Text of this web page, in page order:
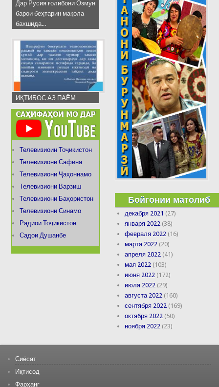
Дар Русия ғолибони Озмун
барои беҳтарин мақола
бахшида...
ИҚТИБОС АЗ ПАЁМ
Телевизиоин Тоҷикистон
Телевизиони Сафина
Телевизиони Ҷаҳоннамо
Телевизиони Варзиш
Телевизиони Баҳористон
Телевизиони Синамо
Радиои Тоҷикистон
Садои Душанбе
Бойгонии матолиб
декабря 2021 (27)
января 2022 (38)
февраля 2022 (16)
марта 2022 (20)
апреля 2022 (41)
мая 2022 (103)
июня 2022 (172)
июля 2022 (29)
августа 2022 (160)
сентября 2022 (169)
октября 2022 (50)
ноября 2022 (23)
Сиёсат
Иқтисод
Фарҳанг